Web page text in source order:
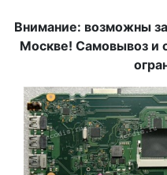
Внимание: возможны
Москве! Самовывоз и